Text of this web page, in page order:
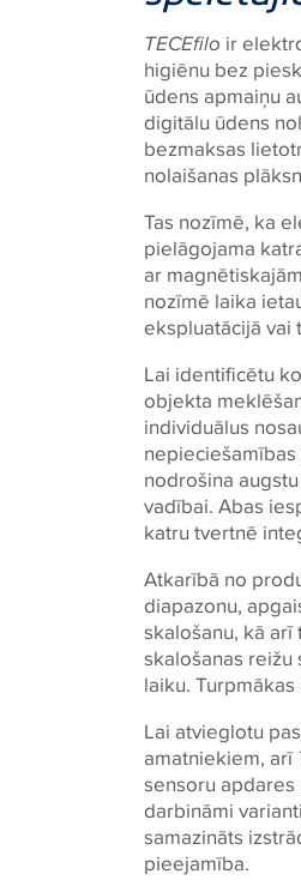
TECEfilo ir
higiēnu bez
ūdens apmaiņu
digitālu ūdens
bezmaksas
nolaišanas
Tas nozīmē, ka
pielāgojama
ar
nozīmē laika
ekspluatācijā vai
Lai identificētu
objekta
individuālus
nodrošina
vadībai. Abas
katru tvertnē
Atkarībā no
diapazonu,
skalošanu, kā
skalošanas
laiku.
Lai atvieglotu
amatniekiem, arī
sensoru apdares
darbināmi
samazināts
pieejamība.